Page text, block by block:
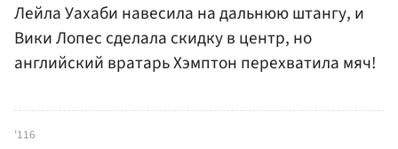
Лейла Уахаби навесила на дальнюю штангу, и
Вики Лопес сделала скидку в центр, но
английский вратарь Хэмптон перехватила мяч!
'116